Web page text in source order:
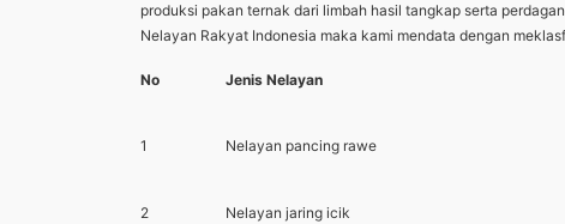
produksi pakan ternak dari limbah hasil tangkap serta
Nelayan Rakyat Indonesia maka kami mendata dengan
No Jenis Nelayan
1 Nelayan pancing rawe
2 Nelayan jaring icik